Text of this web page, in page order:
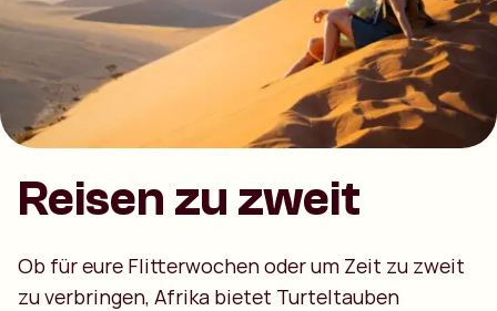
Reisen zu zweit
Ob für eure Flitterwochen oder um Zeit zu zweit
zu verbringen, Afrika bietet Turteltauben